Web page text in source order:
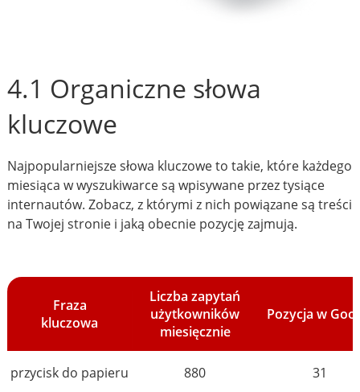
4.1 Organiczne słowa
kluczowe
Najpopularniejsze słowa kluczowe to takie, które każdego
miesiąca w wyszukiwarce są wpisywane przez tysiące
internautów. Zobacz, z którymi z nich powiązane są treści
na Twojej stronie i jaką obecnie pozycję zajmują.
Fraza
kluczowa
Liczba zapytań
użytkowników
miesięcznie
Pozycja w
przycisk do papieru 880 31